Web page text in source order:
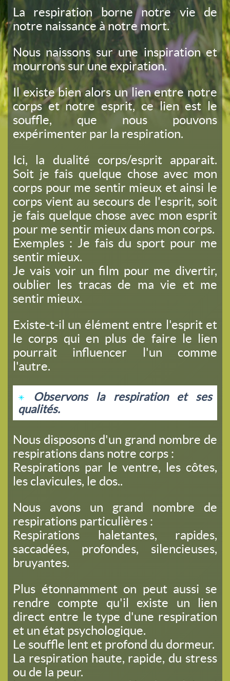
La respiration borne notre vie de
notre naissance à notre mort.
Nous naissons sur une inspiration et
mourrons sur une expiration.
Il existe bien alors un lien entre notre
corps et notre esprit, ce lien est le
souffle, que nous pouvons
expérimenter par la respiration.
Ici, la dualité corps/esprit apparait.
Soit je fais quelque chose avec mon
corps pour me sentir mieux et ainsi le
corps vient au secours de l'esprit, soit
je fais quelque chose avec mon esprit
pour me sentir mieux dans mon corps.
Exemples : Je fais du sport pour me
sentir mieux.
Je vais voir un film pour me divertir,
oublier les tracas de ma vie et me
sentir mieux.
Existe-t-il un élément entre l'esprit et
le corps qui en plus de faire le lien
pourrait influencer l'un comme
l'autre.
Observons la respiration et ses
qualités.
Nous disposons d'un grand nombre de
respirations dans notre corps :
Respirations par le ventre, les côtes,
les clavicules, le dos..
Nous avons un grand nombre de
respirations particulières :
Respirations haletantes, rapides,
saccadées, profondes, silencieuses,
bruyantes.
Plus étonnamment on peut aussi se
rendre compte qu'il existe un lien
direct entre le type d'une respiration
et un état psychologique.
Le souffle lent et profond du dormeur.
La respiration haute, rapide, du stress
ou de la peur.